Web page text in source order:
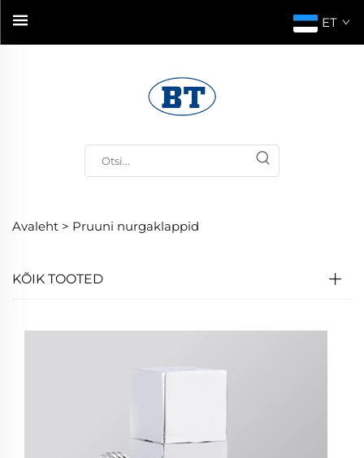
ET
Avaleht > Pruuni nurgaklappid
KÕIK TOOTED